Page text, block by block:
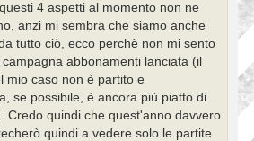
4 aspetti al momento non ne
anzi mi sembra che siamo anche
tutto ciò, ecco perchè non mi sento
abbonamenti lanciata (il
mio caso non è partito e
se possibile, è ancora più piatto di
Credo quindi che quest'anno davvero
quindi a vedere solo le partite